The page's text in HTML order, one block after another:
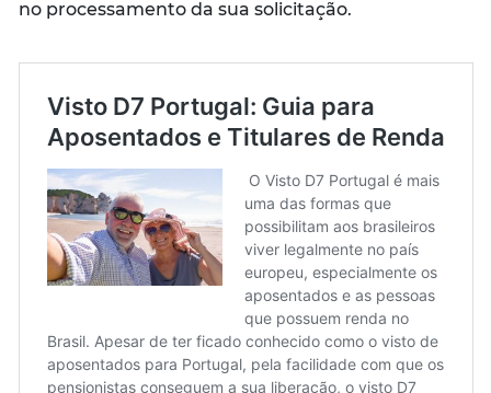
no processamento da sua solicitação.